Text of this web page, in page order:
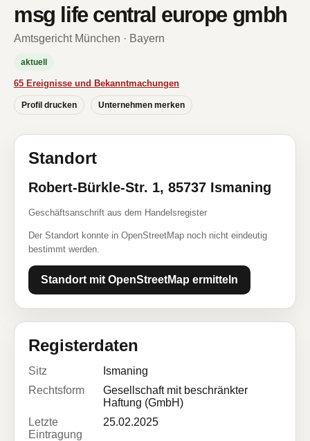
msg life central europe gmbh
Amtsgericht München · Bayern
aktuell
65 Ereignisse und Bekanntmachungen
Profil drucken Unternehmen merken
Standort
Robert-Bürkle-Str. 1, 85737 Ismaning
Geschäftsanschrift aus dem Handelsregister
Der Standort konnte in OpenStreetMap noch nicht eindeutig
bestimmt werden.
Standort mit OpenStreetMap ermitteln
Registerdaten
Sitz
Ismaning
Rechtsform
Gesellschaft mit beschränkter
Haftung (GmbH)
Letzte
Eintragung
25.02.2025